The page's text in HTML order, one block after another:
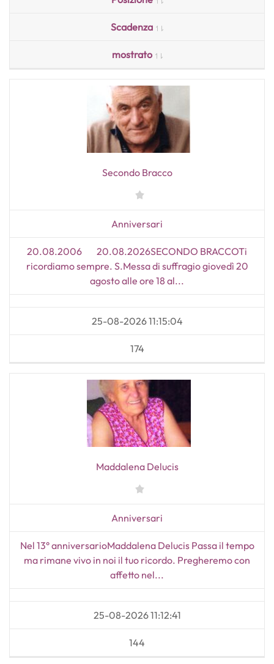
Scadenza
mostrato
Secondo Bracco
Anniversari
20.08.2006 20.08.2026SECONDO BRACCOTi
ricordiamo sempre. S.Messa di suffragio giovedì 20
agosto alle ore 18 al...
25-08-2026 11:15:04
174
Maddalena Delucis
Anniversari
Nel 13° anniversarioMaddalena Delucis Passa il tempo
ma rimane vivo in noi il tuo ricordo. Pregheremo con
affetto nel...
25-08-2026 11:12:41
144